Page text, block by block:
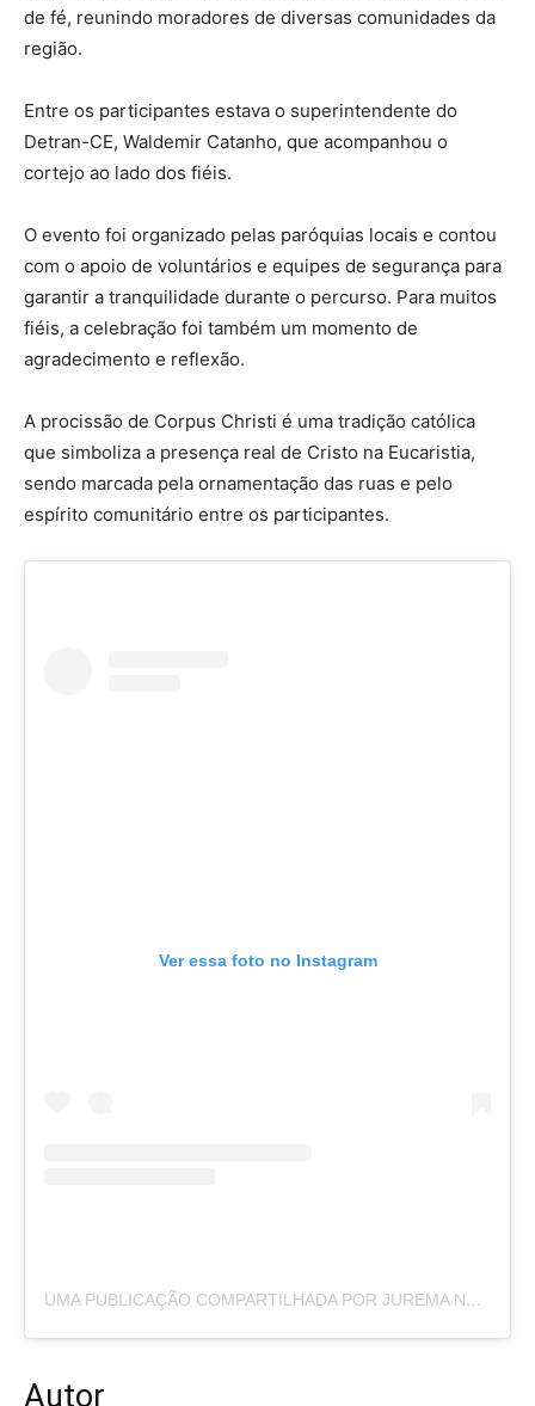
de fé, reunindo moradores de diversas comunidades da
região.
Entre os participantes estava o superintendente do
Detran-CE, Waldemir Catanho, que acompanhou o
cortejo ao lado dos fiéis.
O evento foi organizado pelas paróquias locais e contou
com o apoio de voluntários e equipes de segurança para
garantir a tranquilidade durante o percurso. Para muitos
fiéis, a celebração foi também um momento de
agradecimento e reflexão.
A procissão de Corpus Christi é uma tradição católica
que simboliza a presença real de Cristo na Eucaristia,
sendo marcada pela ornamentação das ruas e pelo
espírito comunitário entre os participantes.
Ver essa foto no Instagram
UMA PUBLICAÇÃO COMPARTILHADA POR JUREMA NEWS (@PORTALJUREMANEWS)
Autor